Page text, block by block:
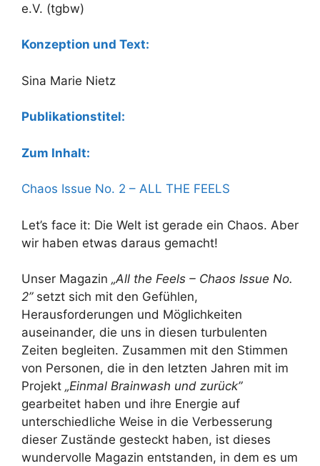
e.V. (tgbw)
Konzeption und Text:
Sina Marie Nietz
Publikationstitel:
Zum Inhalt:
Chaos Issue No. 2 – ALL THE FEELS
Let’s face it: Die Welt ist gerade ein Chaos. Aber
wir haben etwas daraus gemacht!
Unser Magazin „All the Feels – Chaos Issue No.
2”setzt sich mit den Gefühlen,
Herausforderungen und Möglichkeiten
auseinander, die uns in diesen turbulenten
Zeiten begleiten. Zusammen mit den Stimmen
von Personen, die in den letzten Jahren mit im
Projekt „Einmal Brainwash und zurück”
gearbeitet haben und ihre Energie auf
unterschiedliche Weise in die Verbesserung
dieser Zustände gesteckt haben, ist dieses
wundervolle Magazin entstanden, in dem es um